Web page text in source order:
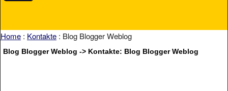
Home : Kontakte : Blog Blogger Weblog
Blog Blogger Weblog -> Kontakte: Blog Blogger Weblog